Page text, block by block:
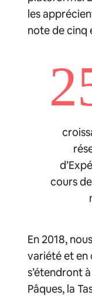
les
note de cinq
cours
En 2018,
variété et en
s’étendront
Pâques, la